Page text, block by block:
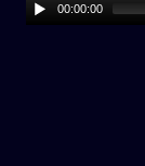
00:00:00